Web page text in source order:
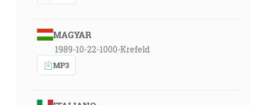
MAGYAR
1989-10-22-1000-Krefeld
MP3